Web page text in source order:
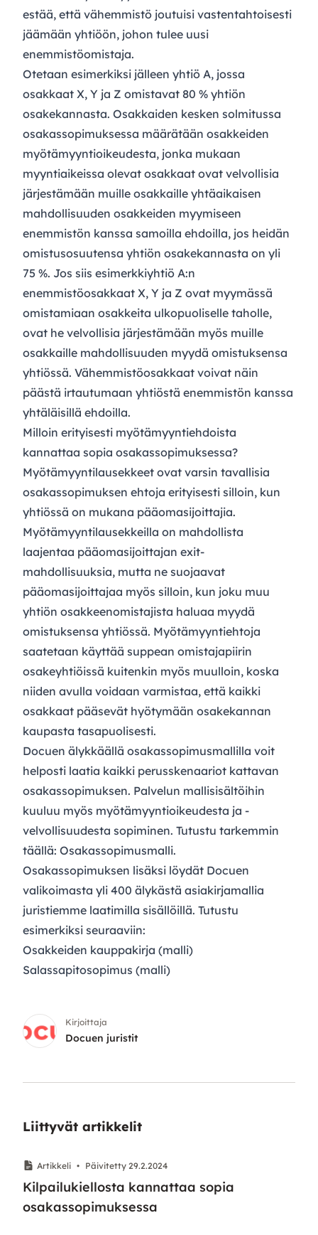
estää, että vähemmistö joutuisi vastentahtoisesti
jäämään yhtiöön, johon tulee uusi
enemmistöomistaja.
Otetaan esimerkiksi jälleen yhtiö A, jossa
osakkaat X, Y ja Z omistavat 80 % yhtiön
osakekannasta. Osakkaiden kesken solmitussa
osakassopimuksessa määrätään osakkeiden
myötämyyntioikeudesta, jonka mukaan
myyntiaikeissa olevat osakkaat ovat velvollisia
järjestämään muille osakkaille yhtäaikaisen
mahdollisuuden osakkeiden myymiseen
enemmistön kanssa samoilla ehdoilla, jos heidän
omistusosuutensa yhtiön osakekannasta on yli
75 %. Jos siis esimerkkiyhtiö A:n
enemmistöosakkaat X, Y ja Z ovat myymässä
omistamiaan osakkeita ulkopuoliselle taholle,
ovat he velvollisia järjestämään myös muille
osakkaille mahdollisuuden myydä omistuksensa
yhtiössä. Vähemmistöosakkaat voivat näin
päästä irtautumaan yhtiöstä enemmistön kanssa
yhtäläisillä ehdoilla.
Milloin erityisesti myötämyyntiehdoista
kannattaa sopia osakassopimuksessa?
Myötämyyntilausekkeet ovat varsin tavallisia
osakassopimuksen ehtoja erityisesti silloin, kun
yhtiössä on mukana pääomasijoittajia.
Myötämyyntilausekkeilla on mahdollista
laajentaa pääomasijoittajan exit-
mahdollisuuksia, mutta ne suojaavat
pääomasijoittajaa myös silloin, kun joku muu
yhtiön osakkeenomistajista haluaa myydä
omistuksensa yhtiössä. Myötämyyntiehtoja
saatetaan käyttää suppean omistajapiirin
osakeyhtiöissä kuitenkin myös muulloin, koska
niiden avulla voidaan varmistaa, että kaikki
osakkaat pääsevät hyötymään osakekannan
kaupasta tasapuolisesti.
Docuen älykkäällä osakassopimusmallilla voit
helposti laatia kaikki perusskenaariot kattavan
osakassopimuksen. Palvelun mallisisältöihin
kuuluu myös myötämyyntioikeudesta ja -
velvollisuudesta sopiminen. Tutustu tarkemmin
täällä: Osakassopimusmalli.
Osakassopimuksen lisäksi löydät Docuen
valikoimasta yli 400 älykästä asiakirjamallia
juristiemme laatimilla sisällöillä. Tutustu
esimerkiksi seuraaviin:
Osakkeiden kauppakirja (malli)
Salassapitosopimus (malli)
Kirjoittaja
Docuen juristit
Liittyvät artikkelit
Artikkeli • Päivitetty 29.2.2024
Kilpailukiellosta kannattaa sopia
osakassopimuksessa